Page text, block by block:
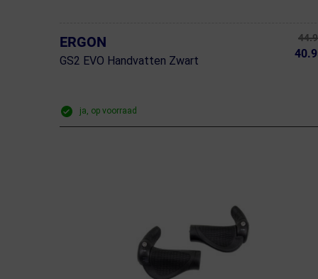
ERGON
GS2 EVO Handvatten Zwart
ja, op voorraad